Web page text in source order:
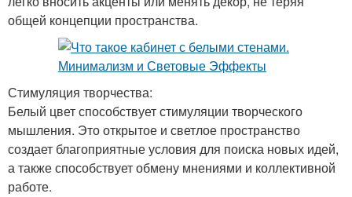
общей концепции пространства.
Стимуляция творчества:
Белый цвет способствует стимуляции творческого
мышления. Это открытое и светлое пространство
создает благоприятные условия для поиска новых идей,
а также способствует обмену мнениями и коллективной
работе.